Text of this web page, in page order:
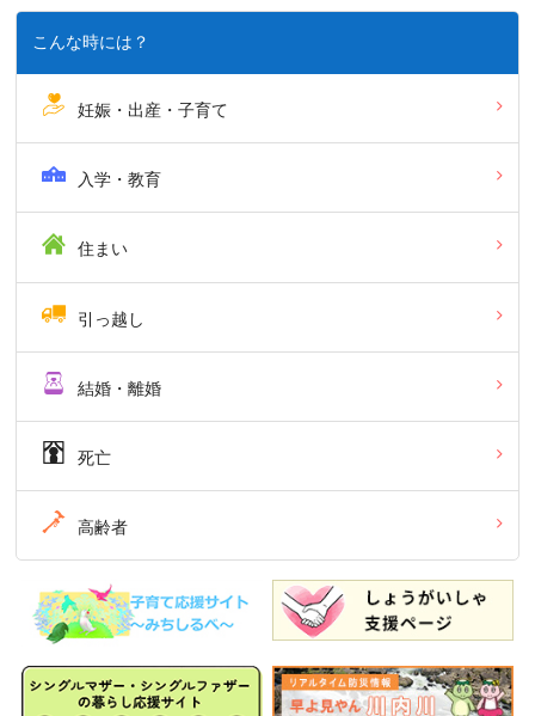
こんな時には？
妊娠・出産・子育て
入学・教育
住まい
引っ越し
結婚・離婚
死亡
高齢者